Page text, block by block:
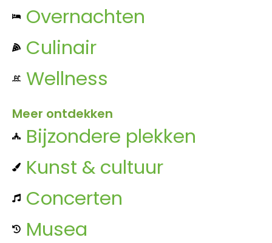
Overnachten
Culinair
Wellness
Meer ontdekken
Bijzondere plekken
Kunst & cultuur
Concerten
Musea